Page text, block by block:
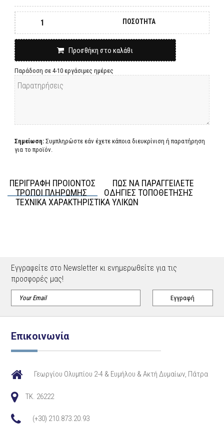
ΠΟΣΟΤΗΤΑ
Προσθήκη στο καλάθι
Παράδοση σε 4-10 εργάσιμες ημέρες
Σημείωση: Συμπληρώστε εάν έχετε κάποια διευκρίνιση ή παρατήρηση
για το προϊόν.
ΠΕΡΙΓΡΑΦΗ ΠΡΟΙΟΝΤΟΣ
ΠΩΣ ΝΑ ΠΑΡΑΓΓΕΙΛΕΤΕ
ΤΡΟΠΟΙ ΠΛΗΡΩΜΗΣ
ΟΔΗΓΙΕΣ ΤΟΠΟΘΕΤΗΣΗΣ
ΤΕΧΝΙΚΑ ΧΑΡΑΚΤΗΡΙΣΤΙΚΑ ΥΛΙΚΩΝ
Εγγραφείτε στο Newsletter κι ενημερωθείτε για τις
προσφορές μας!
Επικοινωνία
Γεωργίου Ολυμπίου 2-4 & Ευμήλου & Ακτή Δυμαίων, Πάτρα
TK. 26222
(+30) 210.873.20.93